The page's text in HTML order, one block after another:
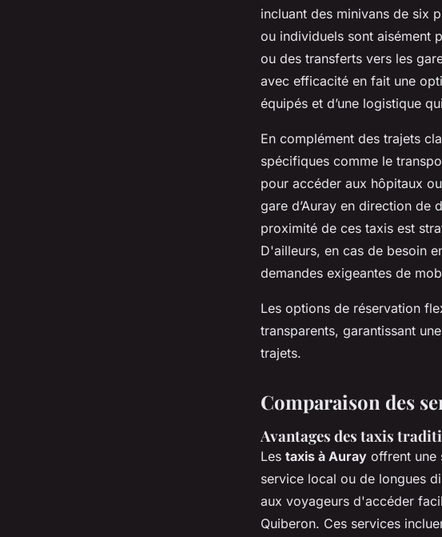
incluant des minivans de six
ou individuels sont aisément
ou des transferts vers les
avec efficacité en fait une
équipés et d’une logistique
En complément des trajets
spécifiques comme le
pour accéder aux hôpitaux
gare d’Auray en direction de
proximité de ces taxis est
D'ailleurs, en cas de besoin
demandes exigeantes de
Les options de réservation
transparents, garantissant
trajets.
Comparaison des
Avantages des taxis
Les taxis à Auray offrent une
service local ou de longues
aux voyageurs d'accéder
Quiberon. Ces services